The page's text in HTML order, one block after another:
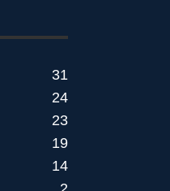
31
24
23
19
14